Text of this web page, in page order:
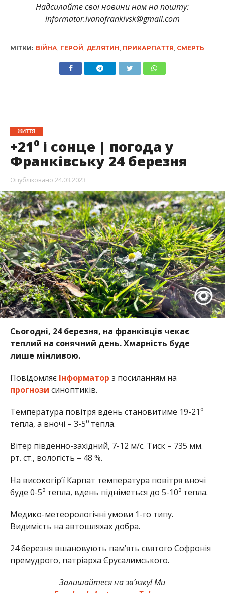
Надсилайте свої новини нам на пошту:
informator.ivanofrankivsk@gmail.com
МІТКИ: ВІЙНА ГЕРОЙ ДЕЛЯТИН ПРИКАРПАТТЯ СМЕРТЬ
ЖИТТЯ
+21⁰ і сонце | погода у
Франківську 24 березня
Опубліковано 24.03.2023
Сьогодні, 24 березня, на франківців чекає
теплий на сонячний день. Хмарність буде
лише мінливою.
Повідомляє Інформатор з посиланням на
прогнози синоптиків.
Температура повітря вдень становитиме 19-21⁰
тепла, а вночі – 3-5⁰ тепла.
Вітер південно-західний, 7-12 м/с. Тиск – 735 мм.
рт. ст., вологість – 48 %.
На високогір’ї Карпат температура повітря вночі
буде 0-5⁰ тепла, вдень підніметься до 5-10⁰ тепла.
Медико-метеорологічні умови 1-го типу.
Видимість на автошляхах добра.
24 березня вшановують пам’ять святого Софронія
премудрого, патріарха Єрусалимського.
Залишайтеся на зв’язку! Ми